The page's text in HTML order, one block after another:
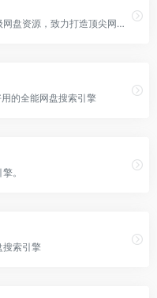
蓝毗尼短剧网盘 - 免费分享百万级网盘资源，致力打造顶尖网盘搜索引擎，让您畅享资源无忧！
的全能网盘搜索引擎
。
搜索引擎